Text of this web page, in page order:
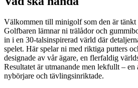
Välkommen till minigolf som den är tänkt
Golfbaren lämnar ni trälådor och
in i en 30-talsinspirerad värld där
spelet. Här spelar ni med riktiga putters
designade av vår ägare, en flerfaldig
Resultatet är utmanande men lekfullt – en
nybörjare och tävlingsinriktade.